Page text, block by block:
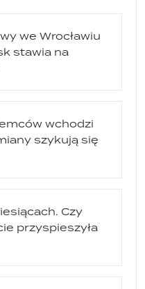
we Wrocławiu
stawia na
wchodzi
szykują się
Czy
przyspieszyła